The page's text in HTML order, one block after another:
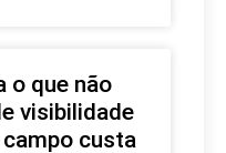
o que não
visibilidade
custa